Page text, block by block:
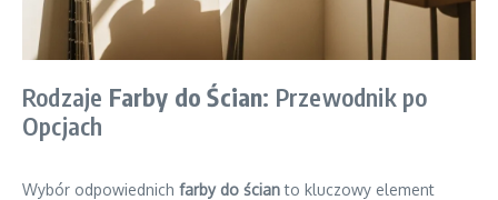
Rodzaje Farby do Ścian: Przewodnik po
Opcjach
Wybór odpowiednich farby do ścianto kluczowy element